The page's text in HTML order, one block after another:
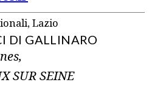
Lazio
DI GALLINARO
SUR SEINE